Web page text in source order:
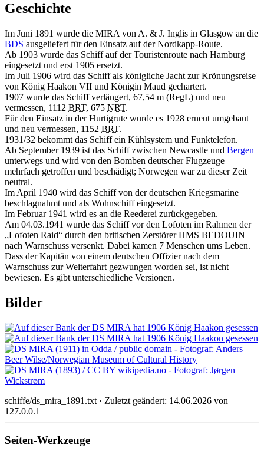
Geschichte
Im Juni 1891 wurde die MIRA von A. & J. Inglis in Glasgow an die
BDS ausgeliefert für den Einsatz auf der Nordkapp-Route.
Ab 1903 wurde das Schiff auf der Touristenroute nach Hamburg
eingesetzt und erst 1905 ersetzt.
Im Juli 1906 wird das Schiff als königliche Jacht zur Krönungsreise
von König Haakon VII und Königin Maud gechartert.
1907 wurde das Schiff verlängert, 67,54 m (RegL) und neu
vermessen, 1112 BRT, 675 NRT.
Für den Einsatz in der Hurtigrute wurde es 1928 erneut umgebaut
und neu vermessen, 1152 BRT.
1931/32 bekommt das Schiff ein Kühlsystem und Funktelefon.
Ab September 1939 ist das Schiff zwischen Newcastle und Bergen
unterwegs und wird von den Bomben deutscher Flugzeuge
mehrfach getroffen und beschädigt; Norwegen war zu dieser Zeit
neutral.
Im April 1940 wird das Schiff von der deutschen Kriegsmarine
beschlagnahmt und als Wohnschiff eingesetzt.
Im Februar 1941 wird es an die Reederei zurückgegeben.
Am 04.03.1941 wurde das Schiff vor den Lofoten im Rahmen der
„Lofoten Raid“ durch den britischen Zerstörer HMS BEDOUIN
nach Warnschuss versenkt. Dabei kamen 7 Menschen ums Leben.
Dass der Kapitän von einem deutschen Offizier nach dem
Warnschuss zur Weiterfahrt gezwungen worden sei, ist nicht
bewiesen. Es gibt unterschiedliche Versionen.
Bilder
schiffe/ds_mira_1891.txt · Zuletzt geändert: 14.06.2026 von
127.0.0.1
Seiten-Werkzeuge